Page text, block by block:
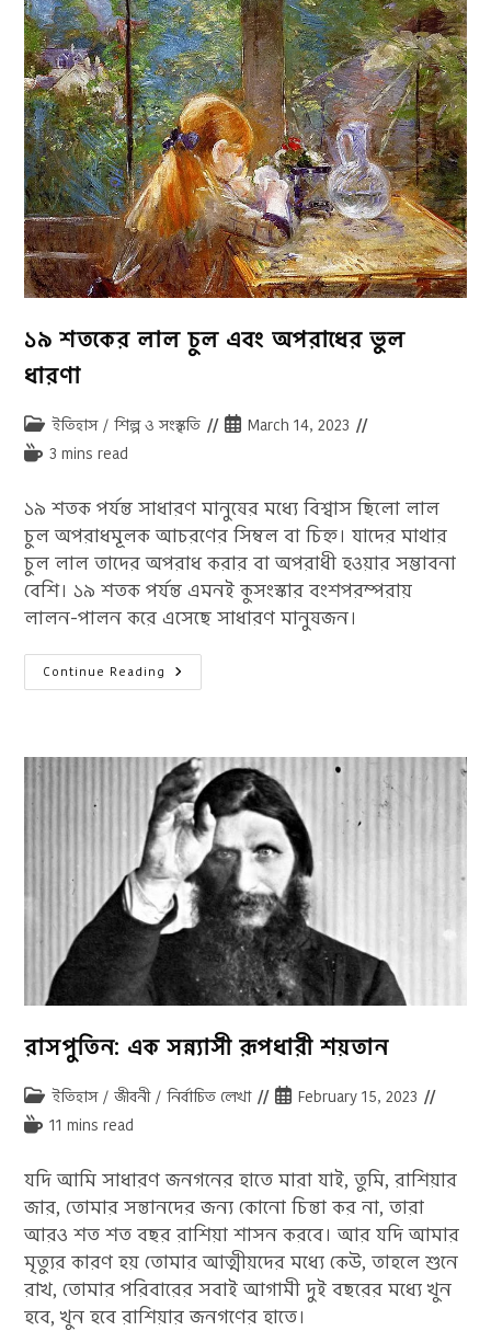
১৯ শতকের লাল চুল এবং অপরাধের ভুল
ধারণা
Post
category:
ইতিহাস / শিল্প ও সংস্কৃতি
PostMarch 14, 2023
Reading3 mins read
১৯ শতক পর্যন্ত সাধারণ মানুষের মধ্যে বিশ্বাস ছিলো লাল
চুল অপরাধমূলক আচরণের সিম্বল বা চিহ্ন। যাদের মাথার
চুল লাল তাদের অপরাধ করার বা অপরাধী হওয়ার সম্ভাবনা
বেশি। ১৯ শতক পর্যন্ত এমনই কুসংস্কার বংশপরম্পরায়
লালন-পালন করে এসেছে সাধারণ মানুষজন।
Continue Reading ১৯
শতকের
ভুল
ধারণা
রাসপুতিন: এক সন্ন্যাসী রূপধারী শয়তান
Post
category:
ইতিহাস / জীবনী / নির্বাচিত লেখা
PostFebruary 15, 2023
Reading11 mins read
যদি আমি সাধারণ জনগনের হাতে মারা যাই, তুমি, রাশিয়ার
জার, তোমার সন্তানদের জন্য কোনো চিন্তা কর না, তারা
আরও শত শত বছর রাশিয়া শাসন করবে। আর যদি আমার
মৃত্যুর কারণ হয় তোমার আত্মীয়দের মধ্যে কেউ, তাহলে শুনে
রাখ, তোমার পরিবারের সবাই আগামী দুই বছরের মধ্যে খুন
হবে, খুন হবে রাশিয়ার জনগণের হাতে।